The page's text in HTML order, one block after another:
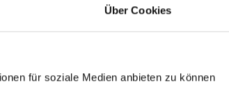
Über Cookies
für soziale Medien anbieten zu können